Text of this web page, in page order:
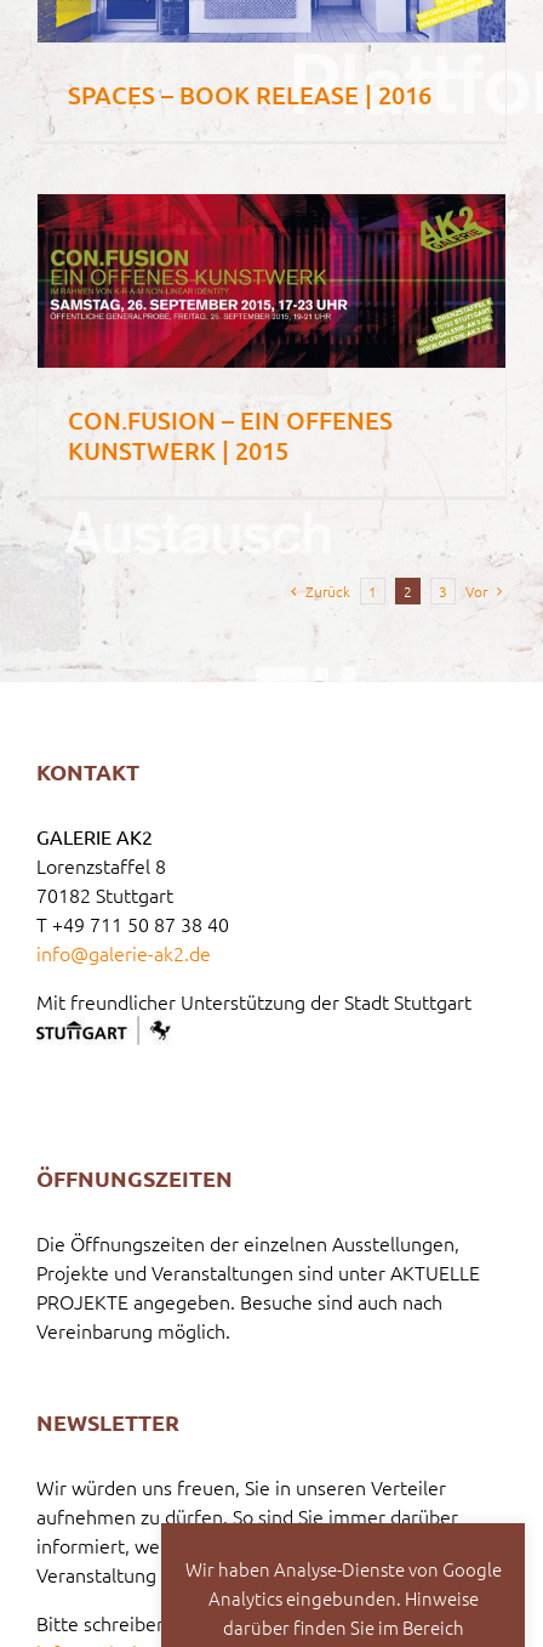
SPACES – BOOK RELEASE | 2016
CON.FUSION – EIN OFFENES
KUNSTWERK | 2015
Zurück 1 2 3 Vor
KONTAKT
GALERIE AK2
Lorenzstaffel 8
70182 Stuttgart
T +49 711 50 87 38 40
info@galerie-ak2.de
Mit freundlicher Unterstützung der Stadt Stuttgart
ÖFFNUNGSZEITEN
Die Öffnungszeiten der einzelnen Ausstellungen,
Projekte und Veranstaltungen sind unter AKTUELLE
PROJEKTE angegeben. Besuche sind auch nach
Vereinbarung möglich.
NEWSLETTER
Wir würden uns freuen, Sie in unseren Verteiler
aufnehmen zu dürfen. So sind Sie immer darüber
informiert, welche Vernissage oder welche
Veranstaltung bevorsteht.
Bitte schreiben Sie dazu eine E-Mail an:
Wir haben Analyse-Dienste von Google
Analytics eingebunden. Hinweise
darüber finden Sie im Bereich